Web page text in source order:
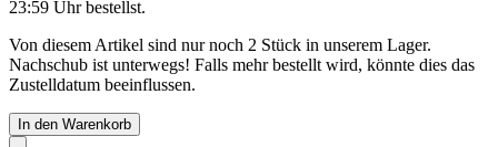
23:59 Uhrbestellst.
Von diesem Artikel sind nur noch 2 Stück in unserem Lager.
Nachschub ist unterwegs! Falls mehr bestellt wird, könnte dies das
Zustelldatum beeinflussen.
In den Warenkorb